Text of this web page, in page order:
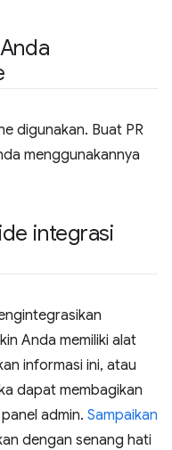
digunakan. Buat PR
menggunakannya
integrasi
Anda memiliki alat
informasi ini, atau
dapat membagikan
admin. Sampaikan
dengan senang hati